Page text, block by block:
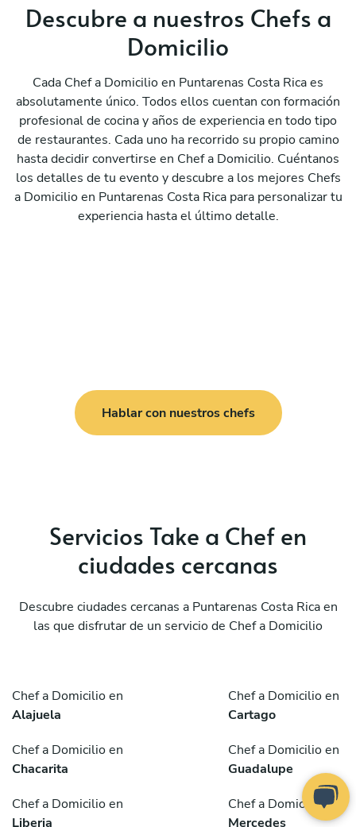
Descubre a nuestros Chefs a
Domicilio
Cada Chef a Domicilio en Puntarenas Costa Rica es
absolutamente único. Todos ellos cuentan con formación
profesional de cocina y años de experiencia en todo tipo
de restaurantes. Cada uno ha recorrido su propio camino
hasta decidir convertirse en Chef a Domicilio. Cuéntanos
los detalles de tu evento y descubre a los mejores Chefs
a Domicilio en Puntarenas Costa Rica para personalizar tu
experiencia hasta el último detalle.
Hablar con nuestros chefs
Servicios Take a Chef en
ciudades cercanas
Descubre ciudades cercanas a Puntarenas Costa Rica en
las que disfrutar de un servicio de Chef a Domicilio
Chef a Domicilio en
Alajuela
Chef a Domicilio en
Cartago
Chef a Domicilio en
Chacarita
Chef a Domicilio en
Guadalupe
Chef a Domicilio en
Liberia
Chef a Domicilio en
Mercedes